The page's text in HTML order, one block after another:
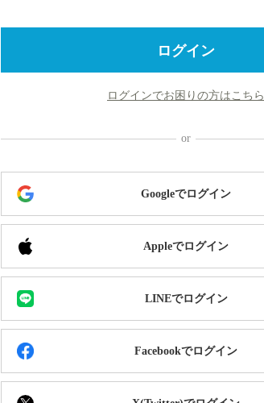
ログイン
ログインでお困りの方はこちら
Googleでログイン
Appleでログイン
LINEでログイン
Facebookでログイン